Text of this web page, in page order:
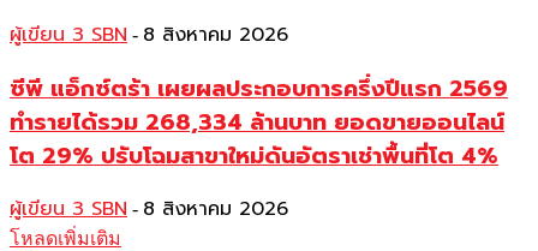
ผู้เขียน 3 SBN - 8 สิงหาคม 2026
ซีพี แอ็กซ์ตร้า เผยผลประกอบการครึ่งปีแรก 2569
ทำรายได้รวม 268,334 ล้านบาท ยอดขายออนไลน์
โต 29% ปรับโฉมสาขาใหม่ดันอัตราเช่าพื้นที่โต 4%
ผู้เขียน 3 SBN - 8 สิงหาคม 2026
โหลดเพิ่มเติม